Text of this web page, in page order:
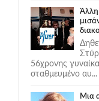
Άλλη
56χρονης
σταθμευμένο αυ...
Μια